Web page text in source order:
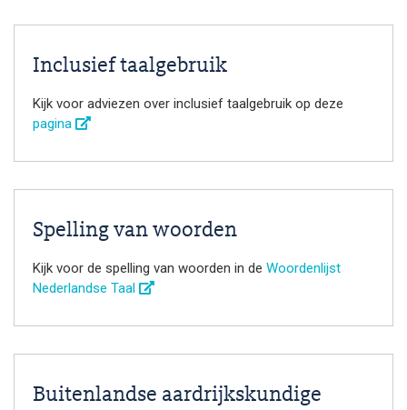
Inclusief taalgebruik
Kijk voor adviezen over inclusief taalgebruik op deze
pagina
Spelling van woorden
Kijk voor de spelling van woorden in de Woordenlijst
Nederlandse Taal
Buitenlandse aardrijkskundige